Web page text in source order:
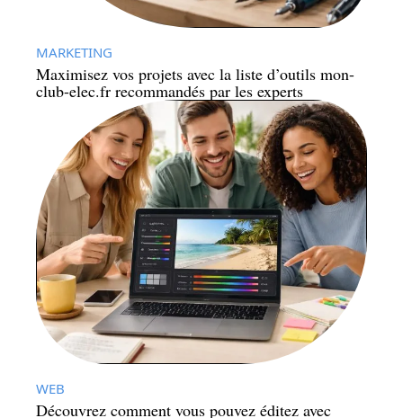
MARKETING
Maximisez vos projets avec la liste d’outils mon-
club-elec.fr recommandés par les experts
WEB
Découvrez comment vous pouvez éditez avec